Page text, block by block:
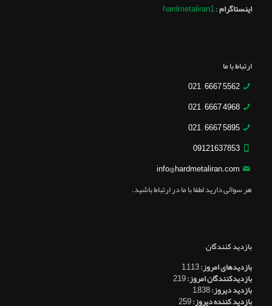
اینستاگرام:
hardmetaliran1
ارتباط با ما
5562 6667 – 021
4968 6667 – 021
5895 6667 – 021
09121637853
info@hardmetaliran.com
هر سوالی دارید لطفا با ما در ارتباط باشید.
بازدید کنندگان
بازدیدهای امروز:1,113
بازدیدکنندگان امروز:219
بازدید دیروز:1,838
بازدید کننده دیروز:259